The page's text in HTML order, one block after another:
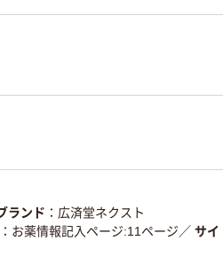
ランド
広済堂ネクスト
お薬情報記入ページ:11ページ ／ サイ